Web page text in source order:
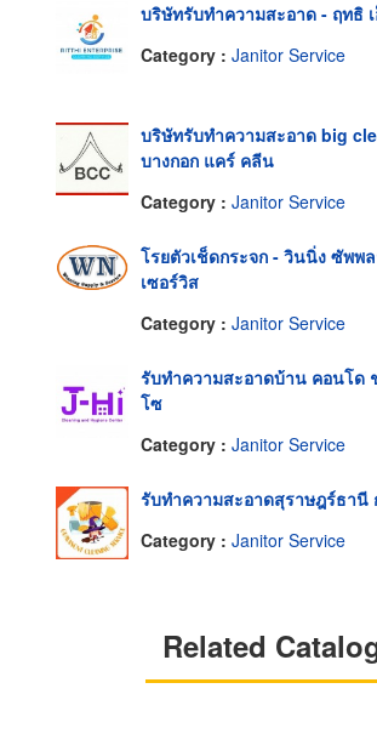
บริษัทรับทำความสะอาด - ฤทธิ
Category : Janitor Service
บริษัทรับทำความสะอาด big
บางกอก แคร์ คลีน
Category : Janitor Service
โรยตัวเช็ดกระจก - วินนิ่ง ซัพพ
เซอร์วิส
Category : Janitor Service
รับทำความสะอาดบ้าน คอนโด
โซ
Category : Janitor Service
รับทำความสะอาดสุราษฎร์ธานี
Category : Janitor Service
Related